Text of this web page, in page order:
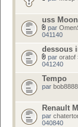
uss
par
041140
dessous
par oratof
041240
Tempo
par bob8888
Renault
par
040840